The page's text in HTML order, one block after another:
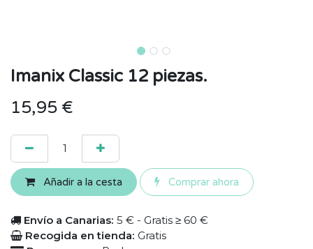
Imanix Classic 12 piezas.
15,95 €
Añadir a la cesta Comprar ahora
Envío a Canarias: 5 € - Gratis ≥ 60 €
Recogida en tienda: Gratis